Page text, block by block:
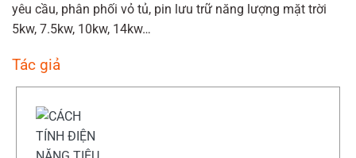
yêu cầu, phân phối vỏ tủ, pin lưu trữ năng lượng mặt trời
5kw, 7.5kw, 10kw, 14kw…
Tác giả